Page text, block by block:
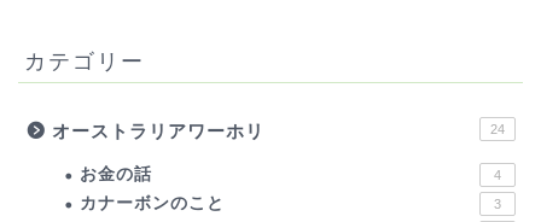
カテゴリー
オーストラリアワーホリ 24
お金の話 4
カナーボンのこと 3